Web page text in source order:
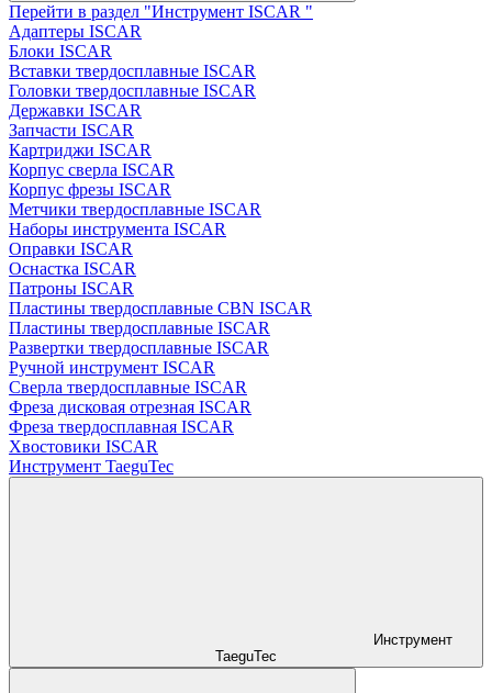
Перейти в раздел "Инструмент ISCAR "
Адаптеры ISCAR
Блоки ISCAR
Вставки твердосплавные ISCAR
Головки твердосплавные ISCAR
Державки ISCAR
Запчасти ISCAR
Картриджи ISCAR
Корпус сверла ISCAR
Корпус фрезы ISCAR
Метчики твердосплавные ISCAR
Наборы инструмента ISCAR
Оправки ISCAR
Оснастка ISCAR
Патроны ISCAR
Пластины твердосплавные CBN ISCAR
Пластины твердосплавные ISCAR
Развертки твердосплавные ISCAR
Ручной инструмент ISCAR
Сверла твердосплавные ISCAR
Фреза дисковая отрезная ISCAR
Фреза твердосплавная ISCAR
Хвостовики ISCAR
Инструмент TaeguTec
Инструмент
TaeguTec